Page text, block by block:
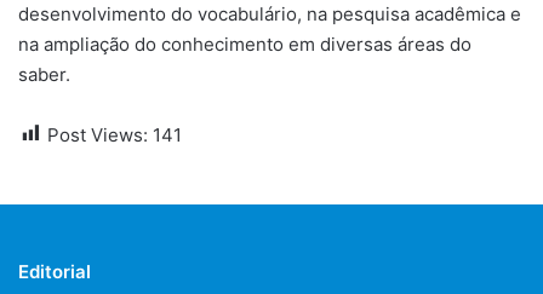
desenvolvimento do vocabulário, na pesquisa acadêmica e
na ampliação do conhecimento em diversas áreas do
saber.
Post Views: 141
Editorial